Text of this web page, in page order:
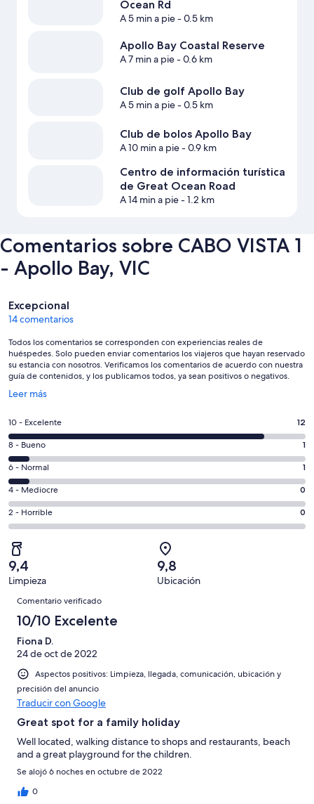
Ocean Rd
A 5 min a pie- 0.5 km
Apollo Bay Coastal Reserve
A 7 min a pie- 0.6 km
Club de golf Apollo Bay
A 5 min a pie- 0.5 km
Club de bolos Apollo Bay
A 10 min a pie- 0.9 km
Centro de información turística
de Great Ocean Road
A 14 min a pie- 1.2 km
Comentarios sobre CABO VISTA 1
- Apollo Bay, VIC
Comentarios
Excepcional
14 comentarios
Todos los comentarios se corresponden con experiencias reales de
huéspedes. Solo pueden enviar comentarios los viajeros que hayan reservado
su estancia con nosotros. Verificamos los comentarios de acuerdo con nuestra
guía de contenidos, y los publicamos todos, ya sean positivos o negativos.
Leer más
Se
en
una
ventana
nueva
12
comentarios
de
un
total
de
14
con
una
puntuación
de
10
Excelente
10 - Excelente 12
1
comentarios
de
un
total
de
14
con
una
puntuación
Bueno
8 - Bueno 1
1
comentarios
de
un
total
de
14
con
una
puntuación
de
Normal
6 - Normal 1
0
comentarios
de
total
de
14
una
puntuación
de
Mediocre
4 - Mediocre 0
0
comentarios
de
un
total
de
14
con
puntuación
de
Horrible
2 - Horrible 0
9,4
Limpieza
9,8
Ubicación
Comentarios
Comentario verificado
10/10 Excelente
Fiona D.
24 de oct de 2022
Aspectos positivos: Limpieza, llegada, comunicación, ubicación y
precisión del anuncio
Traducir con Google
Great spot for a family holiday
Well located, walking distance to shops and restaurants, beach
and a great playground for the children.
Se alojó 6 noches en octubre de 2022
0